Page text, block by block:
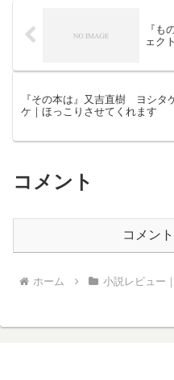
『も
ェク
『その本は』又吉直樹 ヨシタ
ケ｜ほっこりさせてくれます
コメント
コメン
ホーム 小説レビュー